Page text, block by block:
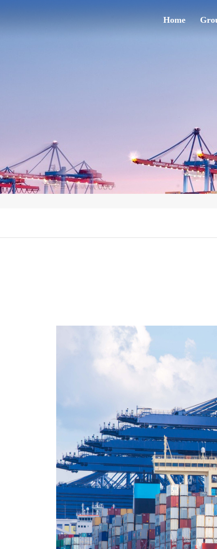
Home